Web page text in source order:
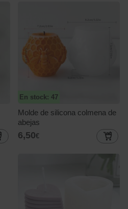
En stock: 47
Molde de silicona colmena de
abejas
6,50€